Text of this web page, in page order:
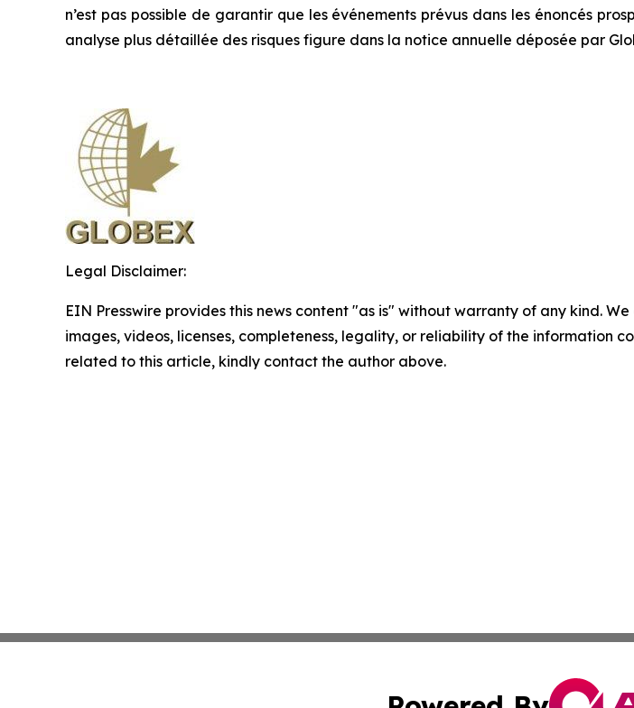
n’est pas possible de garantir que les événements prévus dans les énoncés
analyse plus détaillée des risques figure dans la notice annuelle déposée par
Legal Disclaimer:
EIN Presswire provides this news content "as is" without warranty of any kind.
images, videos, licenses, completeness, legality, or reliability of the information
related to this article, kindly contact the author above.